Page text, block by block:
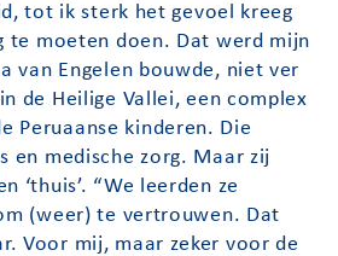
tot ik sterk het gevoel kreeg
te moeten doen. Dat werd mijn
van Engelen bouwde, niet ver
de Heilige Vallei, een complex
Peruaanse kinderen. Die
en medische zorg. Maar zij
‘thuis’. “We leerden ze
(weer) te vertrouwen. Dat
Voor mij, maar zeker voor de